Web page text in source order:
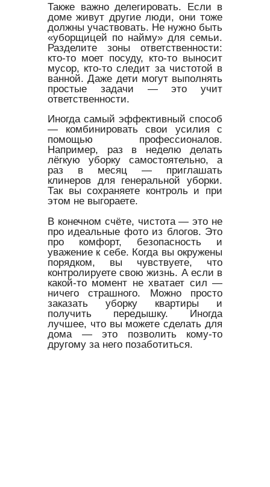
Также важно делегировать. Если в
доме живут другие люди, они тоже
должны участвовать. Не нужно быть
«уборщицей по найму» для семьи.
Разделите зоны ответственности:
кто-то моет посуду, кто-то выносит
мусор, кто-то следит за чистотой в
ванной. Даже дети могут выполнять
простые задачи — это учит
ответственности.
Иногда самый эффективный способ
— комбинировать свои усилия с
помощью профессионалов.
Например, раз в неделю делать
лёгкую уборку самостоятельно, а
раз в месяц — приглашать
клинеров для генеральной уборки.
Так вы сохраняете контроль и при
этом не выгораете.
В конечном счёте, чистота — это не
про идеальные фото из блогов. Это
про комфорт, безопасность и
уважение к себе. Когда вы окружены
порядком, вы чувствуете, что
контролируете свою жизнь. А если в
какой-то момент не хватает сил —
ничего страшного. Можно просто
заказать уборку квартиры и
получить передышку. Иногда
лучшее, что вы можете сделать для
дома — это позволить кому-то
другому за него позаботиться.